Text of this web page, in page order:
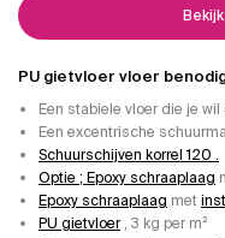
PU gietvloer vloer
Een stabiele vloer die je
Een excentrische
Schuurschijven korrel 120 .
Optie ; Epoxy schraaplaag
Epoxy schraaplaag met
PU gietvloer, 3 kg per m²